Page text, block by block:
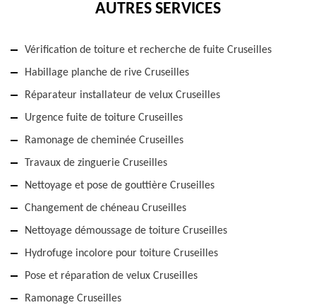
AUTRES SERVICES
Vérification de toiture et recherche de fuite Cruseilles
Habillage planche de rive Cruseilles
Réparateur installateur de velux Cruseilles
Urgence fuite de toiture Cruseilles
Ramonage de cheminée Cruseilles
Travaux de zinguerie Cruseilles
Nettoyage et pose de gouttière Cruseilles
Changement de chéneau Cruseilles
Nettoyage démoussage de toiture Cruseilles
Hydrofuge incolore pour toiture Cruseilles
Pose et réparation de velux Cruseilles
Ramonage Cruseilles